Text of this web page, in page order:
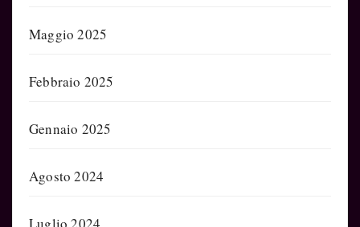
Maggio 2025
Febbraio 2025
Gennaio 2025
Agosto 2024
Luglio 2024